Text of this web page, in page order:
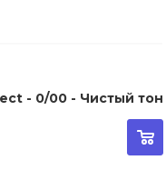
Wella Professional Koleston Perfect - 0/00 - Чистый тон